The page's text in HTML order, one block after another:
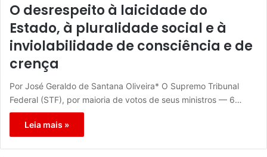
O desrespeito à laicidade do
Estado, à pluralidade social e à
inviolabilidade de consciência e de
crença
Por José Geraldo de Santana Oliveira* O Supremo Tribunal
Federal (STF), por maioria de votos de seus ministros — 6…
Leia mais »